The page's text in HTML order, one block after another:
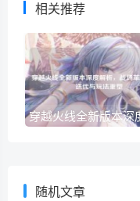
相关推荐
随机文章